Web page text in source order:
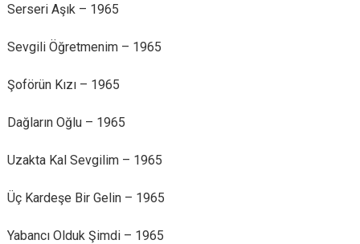
Serseri Aşık – 1965
Sevgili Öğretmenim – 1965
Şoförün Kızı – 1965
Dağların Oğlu – 1965
Uzakta Kal Sevgilim – 1965
Üç Kardeşe Bir Gelin – 1965
Yabancı Olduk Şimdi – 1965